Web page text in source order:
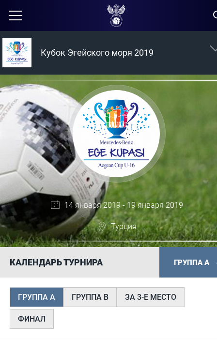
Кубок Эгейского моря 2019
14 января 2019 - 19 января 2019
Турция
КАЛЕНДАРЬ ТУРНИРА ГРУППА А
ГРУППА А ГРУППА B ЗА 3-Е МЕСТО
ФИНАЛ